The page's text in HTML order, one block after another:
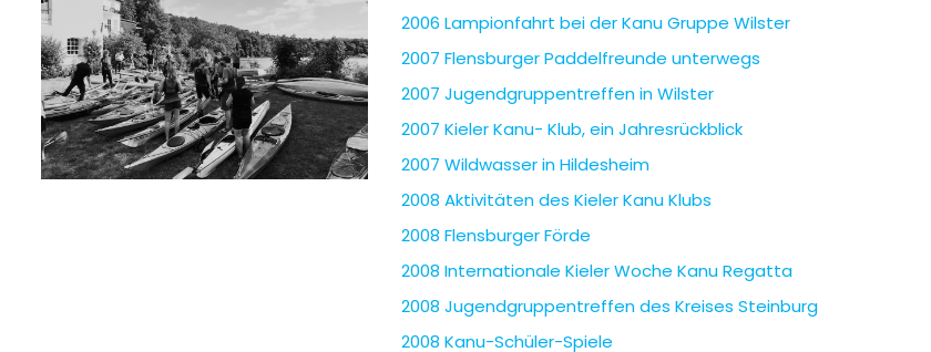
2006 Lampionfahrt bei der Kanu Gruppe Wilster
2007 Flensburger Paddelfreunde unterwegs
2007 Jugendgruppentreffen in Wilster
2007 Kieler Kanu- Klub, ein Jahresrückblick
2007 Wildwasser in Hildesheim
2008 Aktivitäten des Kieler Kanu Klubs
2008 Flensburger Förde
2008 Internationale Kieler Woche Kanu Regatta
2008 Jugendgruppentreffen des Kreises Steinburg
2008 Kanu-Schüler-Spiele